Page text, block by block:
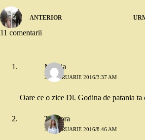
ANTERIOR
11 comentarii
Minela
26 FEBRUARIE 2016/3:37 AM
Oare ce o zice Dl. Godina de patania ta
Teodora
26 FEBRUARIE 2016/8:46 AM